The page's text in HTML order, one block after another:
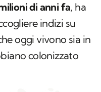
di anni fa, ha
indizi su
oggi vivono sia in
colonizzato